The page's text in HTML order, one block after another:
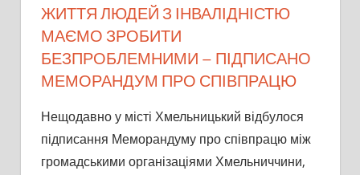
ЖИТТЯ ЛЮДЕЙ З ІНВАЛІДНІСТЮ
МАЄМО ЗРОБИТИ
БЕЗПРОБЛЕМНИМИ – ПІДПИСАНО
МЕМОРАНДУМ ПРО СПІВПРАЦЮ
Нещодавно у місті Хмельницький відбулося
підписання Меморандуму про співпрацю між
громадськими організаціями Хмельниччини,